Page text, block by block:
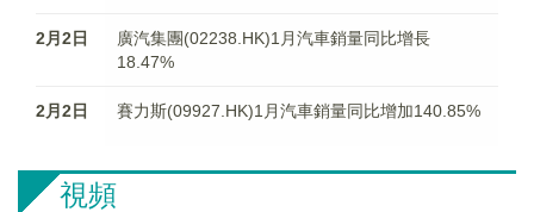
2月2日
廣汽集團(02238.HK)1月汽車銷量同比增長
18.47%
2月2日 賽力斯(09927.HK)1月汽車銷量同比增加140.85%
視頻